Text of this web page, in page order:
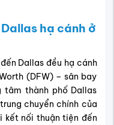
hạ cánh ở
Dallas đều hạ cánh
(DFW) – sân bay
tâm thành phố Dallas
chuyển chính của
kết nối thuận tiện đến